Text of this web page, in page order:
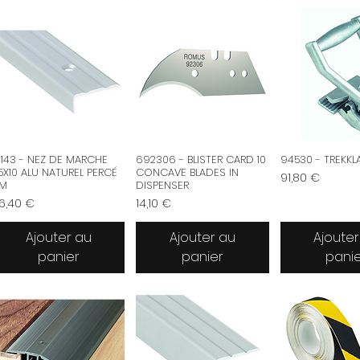
- NEZ DE MARCHE
ALU NATUREL PERCÉ
€
Ajouter au
panier
692306 - BLISTER CARD 10
CONCAVE BLADES IN
DISPENSER
Prix
14,10 €
Ajouter au
panier
94530 -
Prix
91,80 €